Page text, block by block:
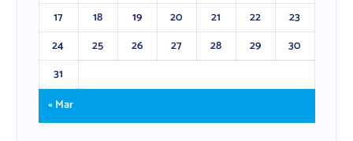
17
18 19 20 21 22
23
24
25 26 27 28 29
30
31
« Mar